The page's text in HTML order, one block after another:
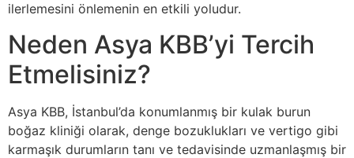
ilerlemesini önlemenin en etkili yoludur.
Neden Asya KBB’yi Tercih
Etmelisiniz?
Asya KBB, İstanbul’da konumlanmış bir kulak burun
boğaz kliniği olarak, denge bozuklukları ve vertigo gibi
karmaşık durumların tanı ve tedavisinde uzmanlaşmış bir